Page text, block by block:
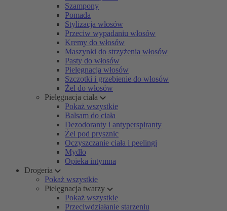
Szampony
Pomada
Stylizacja włosów
Przeciw wypadaniu włosów
Kremy do włosów
Maszynki do strzyżenia włosów
Pasty do włosów
Pielęgnacja włosów
Szczotki i grzebienie do włosów
Żel do włosów
Pielęgnacja ciała
Pokaż wszystkie
Balsam do ciała
Dezodoranty i antyperspiranty
Żel pod prysznic
Oczyszczanie ciała i peelingi
Mydło
Opieka intymna
Drogeria
Pokaż wszystkie
Pielęgnacja twarzy
Pokaż wszystkie
Przeciwdziałanie starzeniu